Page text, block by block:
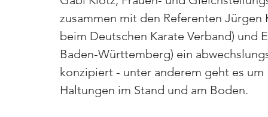
zusammen mit den Referenten
beim Deutschen Karate Verband) und
Baden-Württemberg) ein
konzipiert - unter anderem geht es
Haltungen im Stand und am Boden.